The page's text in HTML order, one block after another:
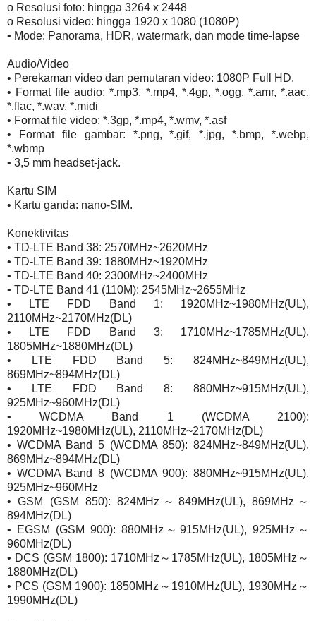
o Resolusi foto: hingga 3264 x 2448
o Resolusi video: hingga 1920 x 1080 (1080P)
• Mode: Panorama, HDR, watermark, dan mode time-lapse
Audio/Video
• Perekaman video dan pemutaran video: 1080P Full HD.
• Format file audio: *.mp3, *.mp4, *.4gp, *.ogg, *.amr, *.aac,
*.flac, *.wav, *.midi
• Format file video: *.3gp, *.mp4, *.wmv, *.asf
• Format file gambar: *.png, *.gif, *.jpg, *.bmp, *.webp,
*.wbmp
• 3,5 mm headset-jack.
Kartu SIM
• Kartu ganda: nano-SIM.
Konektivitas
• TD-LTE Band 38: 2570MHz~2620MHz
• TD-LTE Band 39: 1880MHz~1920MHz
• TD-LTE Band 40: 2300MHz~2400MHz
• TD-LTE Band 41 (110M): 2545MHz~2655MHz
• LTE FDD Band 1: 1920MHz~1980MHz(UL),
2110MHz~2170MHz(DL)
• LTE FDD Band 3: 1710MHz~1785MHz(UL),
1805MHz~1880MHz(DL)
• LTE FDD Band 5: 824MHz~849MHz(UL),
869MHz~894MHz(DL)
• LTE FDD Band 8: 880MHz~915MHz(UL),
925MHz~960MHz(DL)
• WCDMA Band 1 (WCDMA 2100):
1920MHz~1980MHz(UL), 2110MHz~2170MHz(DL)
• WCDMA Band 5 (WCDMA 850): 824MHz~849MHz(UL),
869MHz~894MHz(DL)
• WCDMA Band 8 (WCDMA 900): 880MHz~915MHz(UL),
925MHz~960MHz
• GSM (GSM 850): 824MHz～849MHz(UL), 869MHz～
894MHz(DL)
• EGSM (GSM 900): 880MHz～915MHz(UL), 925MHz～
960MHz(DL)
• DCS (GSM 1800): 1710MHz～1785MHz(UL), 1805MHz～
1880MHz(DL)
• PCS (GSM 1900): 1850MHz～1910MHz(UL), 1930MHz～
1990MHz(DL)